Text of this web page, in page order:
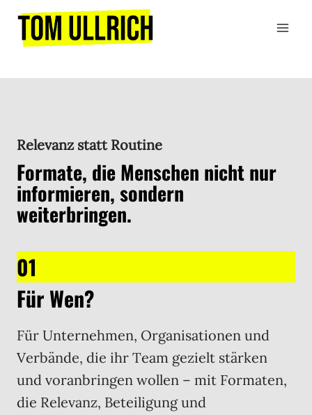
Zum
Inhalt
Relevanz statt Routine
Formate, die Menschen nicht nur
informieren, sondern
weiterbringen.
01
Für Wen?
Für Unternehmen, Organisationen und
Verbände, die ihr Team gezielt stärken
und voranbringen wollen – mit Formaten,
die Relevanz, Beteiligung und